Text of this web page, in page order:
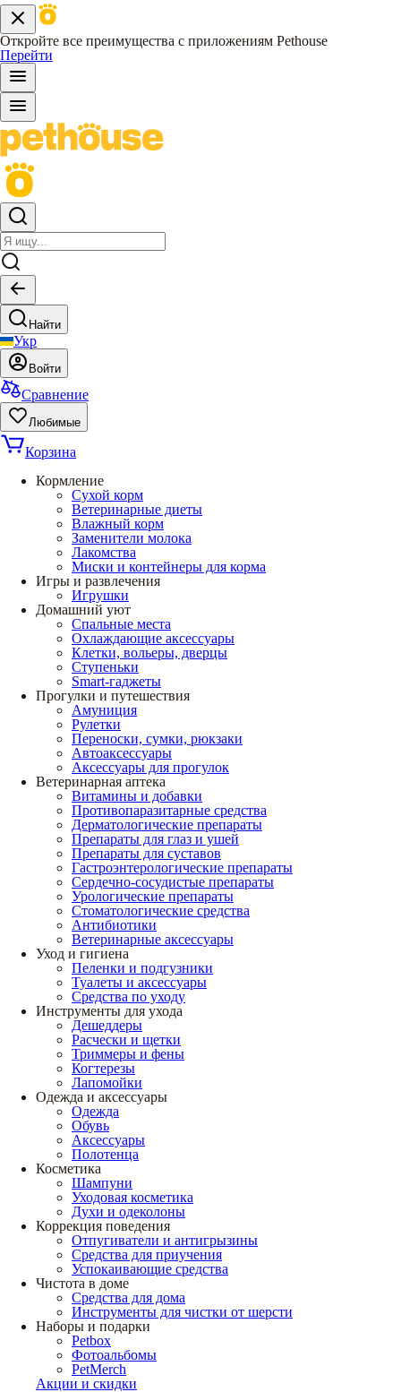
Откройте все преимущества с приложениям Pethouse
Перейти
Найти
Укр
Войти
Сравнение
Любимые
Корзина
Кормление
Сухой корм
Ветеринарные диеты
Влажный корм
Заменители молока
Лакомства
Миски и контейнеры для корма
Игры и развлечения
Игрушки
Домашний уют
Спальные места
Охлаждающие аксессуары
Клетки, вольеры, дверцы
Ступеньки
Smart-гаджеты
Прогулки и путешествия
Амуниция
Рулетки
Переноски, сумки, рюкзаки
Автоаксессуары
Аксессуары для прогулок
Ветеринарная аптека
Витамины и добавки
Противопаразитарные средства
Дерматологические препараты
Препараты для глаз и ушей
Препараты для суставов
Гастроэнтерологические препараты
Сердечно-сосудистые препараты
Урологические препараты
Стоматологические средства
Антибиотики
Ветеринарные аксессуары
Уход и гигиена
Пеленки и подгузники
Туалеты и аксессуары
Средства по уходу
Инструменты для ухода
Дешеддеры
Расчески и щетки
Триммеры и фены
Когтерезы
Лапомойки
Одежда и аксессуары
Одежда
Обувь
Аксессуары
Полотенца
Косметика
Шампуни
Уходовая косметика
Духи и одеколоны
Коррекция поведения
Отпугиватели и антигрызины
Средства для приучения
Успокаивающие средства
Чистота в доме
Средства для дома
Инструменты для чистки от шерсти
Наборы и подарки
Petbox
Фотоальбомы
PetMerch
Акции и скидки